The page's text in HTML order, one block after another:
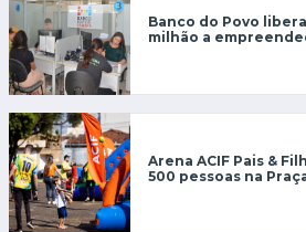
Banco do Povo libera
milhão a
Arena ACIF Pais &
500 pessoas na